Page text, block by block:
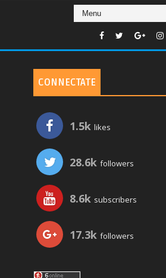
CONNECTATE
1.5k likes
28.6k followers
8.6k subscribers
17.3k followers